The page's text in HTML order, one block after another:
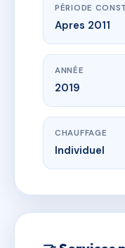
PÉRIODE
Apres 2011
ANNÉE
2019
CHAUFFAGE
Individuel